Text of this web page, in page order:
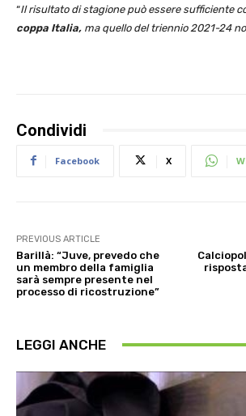
“Il risultato di stagione può essere sufficiente
coppa Italia, ma quello del triennio 2021-24
Condividi
Facebook X
PREVIOUS ARTICLE
Barillà: “Juve, prevedo che
un membro della famiglia
sarà sempre presente nel
processo di ricostruzione”
LEGGI ANCHE